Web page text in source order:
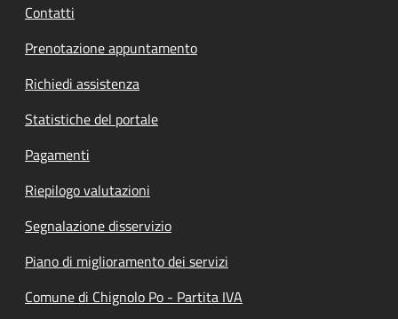
Contatti
Prenotazione appuntamento
Richiedi assistenza
Statistiche del portale
Pagamenti
Riepilogo valutazioni
Segnalazione disservizio
Piano di miglioramento dei servizi
Comune di Chignolo Po - Partita IVA